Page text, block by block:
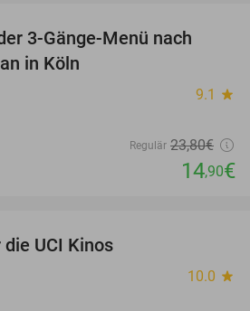
3-Gänge-Menü nach
in Köln
9.1 star
Regulär 23,80€
14,90€
UCI Kinos
10.0 star